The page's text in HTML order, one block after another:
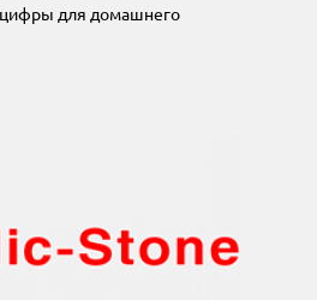
для домашнего